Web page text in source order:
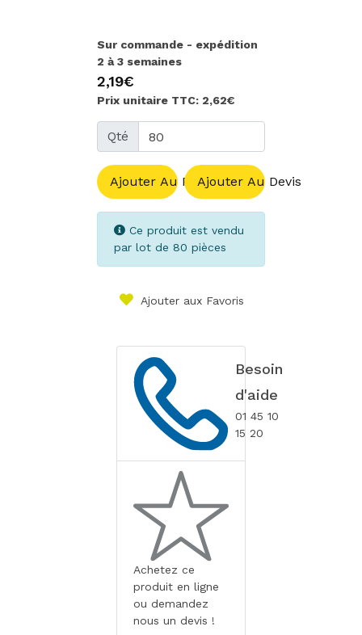
Sur commande - expédition
2 à 3 semaines
2,19€
Prix unitaire TTC: 2,62€
Qté
Ajouter Au PanierAjouter Au Devis
Ce produit est vendu
par lot de 80 pièces
Ajouter aux Favoris
Besoin
d'aide
01 45 10
15 20
Achetez ce
produit en ligne
ou demandez
nous un devis !